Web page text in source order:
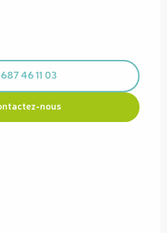
46 11 03
nous